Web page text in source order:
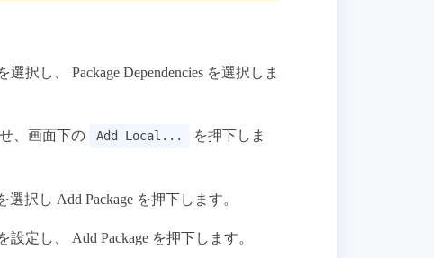
択し、 Package Dependencies を選択しま
、画面下の Add Local...
を押下しま
択し Add Package を押下します。
設定し、 Add Package を押下します。